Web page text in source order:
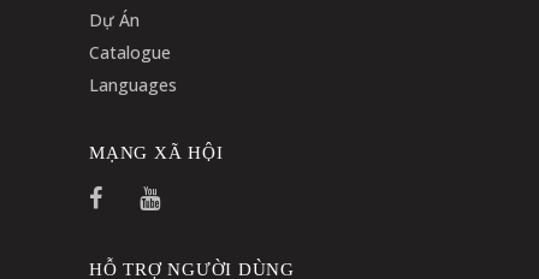
Dự Án
Catalogue
Languages
MẠNG XÃ HỘI
HỖ TRỢ NGƯỜI DÙNG